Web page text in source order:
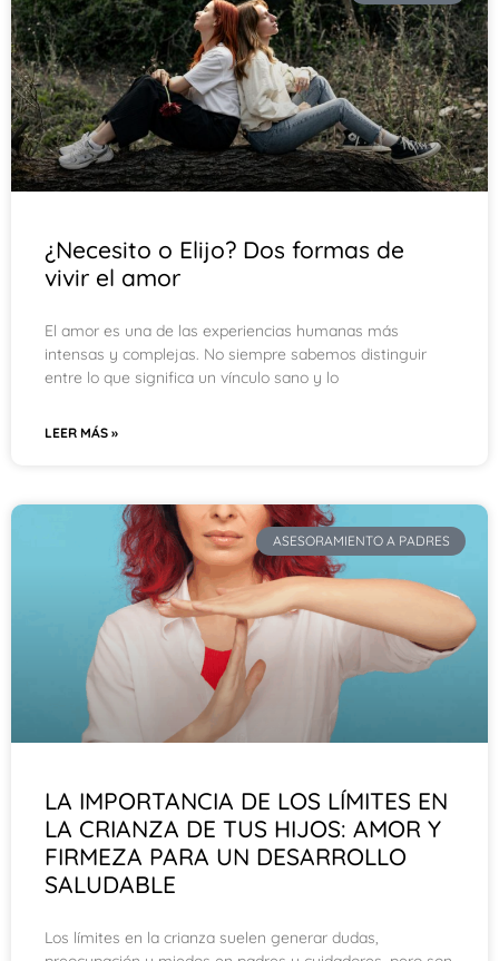
¿Necesito o Elijo? Dos formas de
vivir el amor
El amor es una de las experiencias humanas más
intensas y complejas. No siempre sabemos distinguir
entre lo que significa un vínculo sano y lo
LEER MÁS »
ASESORAMIENTO A PADRES
LA IMPORTANCIA DE LOS LÍMITES EN
LA CRIANZA DE TUS HIJOS: AMOR Y
FIRMEZA PARA UN DESARROLLO
SALUDABLE
Los límites en la crianza suelen generar dudas,